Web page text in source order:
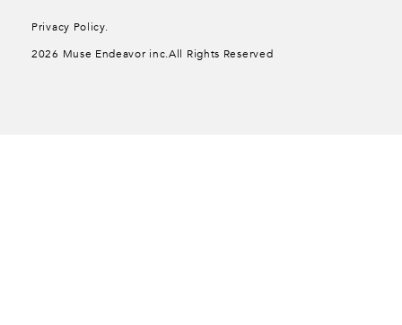
Privacy Policy.
2026 Muse Endeavor inc.All Rights Reserved